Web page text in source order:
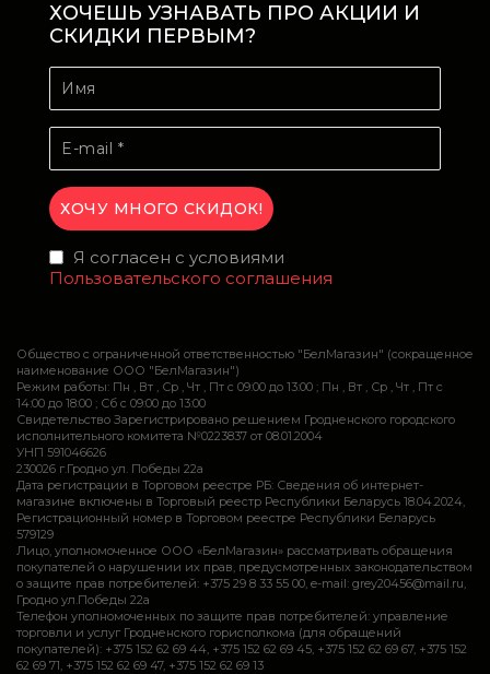
ХОЧЕШЬ УЗНАВАТЬ ПРО АКЦИИ И
СКИДКИ ПЕРВЫМ?
Я согласен с условиями
Пользовательского соглашения
Общество с ограниченной ответственностью "БелМагазин" (сокращенное
наименование ООО "БелМагазин")
Режим работы: Пн , Вт , Ср , Чт , Пт c 09:00 до 13:00 ; Пн , Вт , Ср , Чт , Пт c
14:00 до 18:00 ; Сб c 09:00 до 13:00
Свидетельство Зарегистрировано решением Гродненского городского
исполнительного комитета №0223837 от 08.01.2004
УНП 591046626
230026 г.Гродно ул. Победы 22а
Дата регистрации в Торговом реестре РБ: Сведения об интернет-
магазине включены в Торговый реестр Республики Беларусь 18.04.2024,
Регистрационный номер в Торговом реестре Республики Беларусь
579129
Лицо, уполномоченное ООО «БелМагазин» рассматривать обращения
покупателей о нарушении их прав, предусмотренных законодательством
о защите прав потребителей: +375 29 8 33 55 00, e-mail: grey20456@mail.ru,
Гродно ул.Победы 22а
Телефон уполномоченных по защите прав потребителей: управление
торговли и услуг Гродненского горисполкома (для обращений
покупателей): +375 152 62 69 44, +375 152 62 69 45, +375 152 62 69 67, +375 152
62 69 71, +375 152 62 69 47, +375 152 62 69 13